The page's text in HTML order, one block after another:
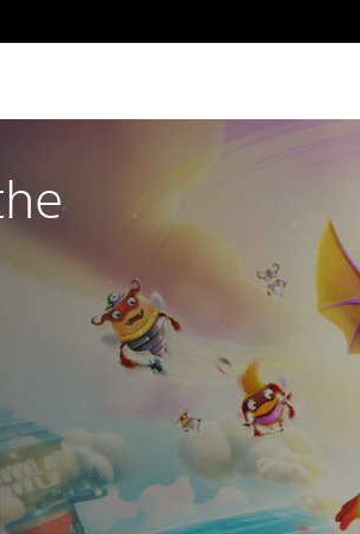
949,00